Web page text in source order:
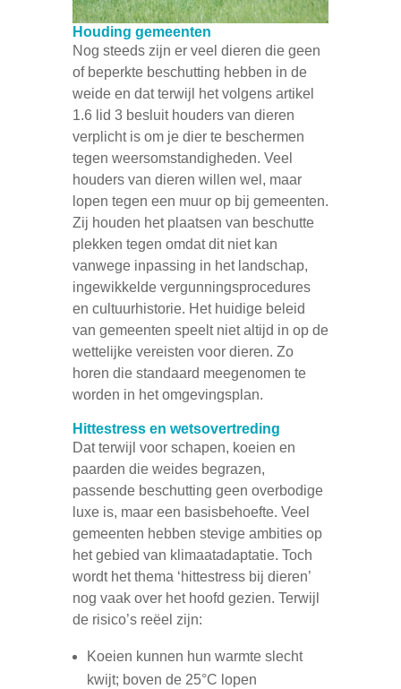
Houding gemeenten
Nog steeds zijn er veel dieren die geen
of beperkte beschutting hebben in de
weide en dat terwijl het volgens artikel
1.6 lid 3 besluit houders van dieren
verplicht is om je dier te beschermen
tegen weersomstandigheden. Veel
houders van dieren willen wel, maar
lopen tegen een muur op bij gemeenten.
Zij houden het plaatsen van beschutte
plekken tegen omdat dit niet kan
vanwege inpassing in het landschap,
ingewikkelde vergunningsprocedures
en cultuurhistorie. Het huidige beleid
van gemeenten speelt niet altijd in op de
wettelijke vereisten voor dieren. Zo
horen die standaard meegenomen te
worden in het omgevingsplan.
Hittestress en wetsovertreding
Dat terwijl voor schapen, koeien en
paarden die weides begrazen,
passende beschutting geen overbodige
luxe is, maar een basisbehoefte. Veel
gemeenten hebben stevige ambities op
het gebied van klimaatadaptatie. Toch
wordt het thema ‘hittestress bij dieren’
nog vaak over het hoofd gezien. Terwijl
de risico’s reëel zijn:
Koeien kunnen hun warmte slecht
kwijt; boven de 25°C lopen